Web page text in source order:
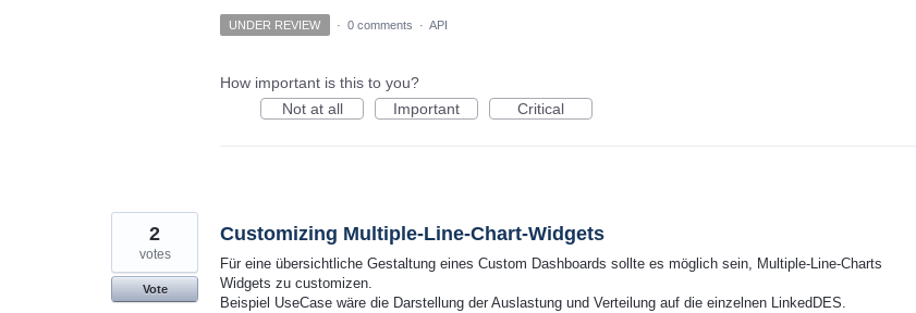
UNDER REVIEW · 0 comments · API
How important is this to you?
Not at all
Important Critical
Customizing Multiple-Line-Chart-Widgets
Für eine übersichtliche Gestaltung eines Custom Dashboards sollte es möglich sein, Multiple-Line-Charts
Widgets zu customizen.
Beispiel UseCase wäre die Darstellung der Auslastung und Verteilung auf die einzelnen LinkedDES.
2
votes
Vote